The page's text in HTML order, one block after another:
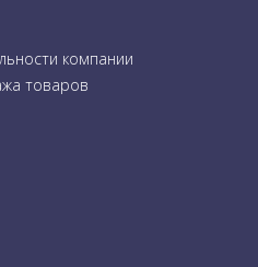
компании
товаров